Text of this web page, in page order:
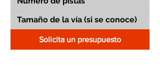
Solicita un presupuesto